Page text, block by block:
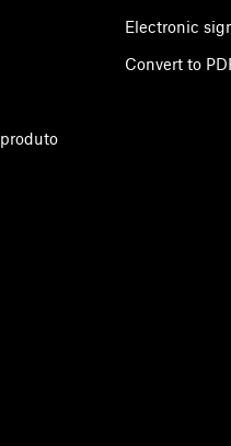
Electronic
Convert to